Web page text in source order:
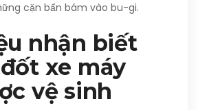
cặn bẩn bám vào bu-gi.
nhận biết
xe máy
vệ sinh